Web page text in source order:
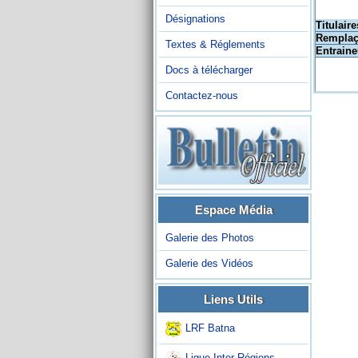
Désignations
Textes & Réglements
Docs à télécharger
Contactez-nous
Espace Média
Galerie des Photos
Galerie des Vidéos
Liens Utils
LRF Batna